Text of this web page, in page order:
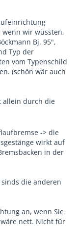
wir wüssten,
Bj. 95",
Typ der
vom Typenschild
(schön wär auch
allein durch die
-> die
wirkt auf
in der
die anderen
an, wenn Sie
nett. Nicht für